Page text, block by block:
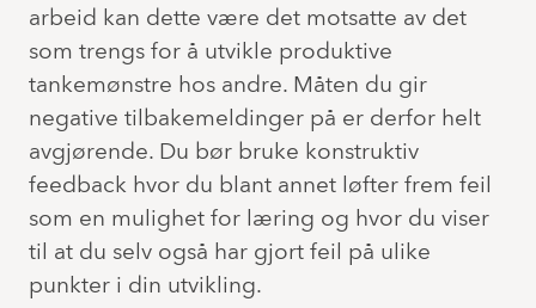
arbeid kan dette være det motsatte av det
som trengs for å utvikle produktive
tankemønstre hos andre. Måten du gir
negative tilbakemeldinger på er derfor helt
avgjørende. Du bør bruke konstruktiv
feedback hvor du blant annet løfter frem feil
som en mulighet for læring og hvor du viser
til at du selv også har gjort feil på ulike
punkter i din utvikling.